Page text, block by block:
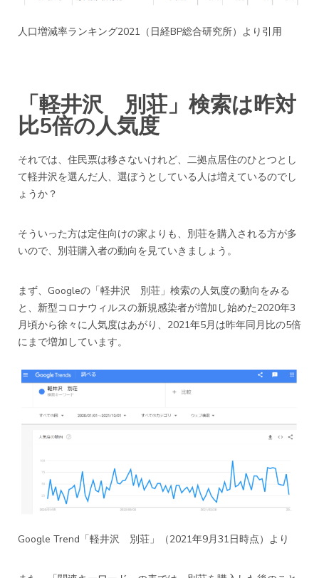
人口増減率ランキング2021 （日経BP総合研究所） より引用
「軽井沢 別荘」検索は昨対
比5倍の人気度
それでは、住民票は移さないけれど、二拠点居住のひとつとし
て軽井沢を選んだ人、選ぼうとしている人は増えているのでし
ょうか？
そういった方は定住向けの家よりも、別荘を購入される方が多
いので、別荘購入者の動向を見ていきましょう。
まず、Googleの「軽井沢 別荘」検索の人気度の動向をみる
と、新型コロナウィルスの新規感染者が増加し始めた2020年3
月頃から徐々に人気度はあがり、2021年5月は昨年同月比の5倍
にまで増加しています。
Google Trend「軽井沢 別荘」 （2021年9月31日時点）より